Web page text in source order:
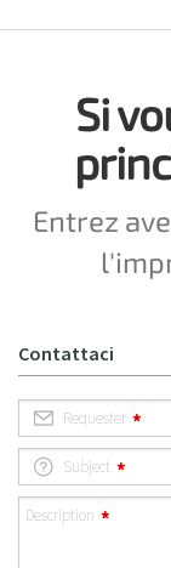
Si
Entrez